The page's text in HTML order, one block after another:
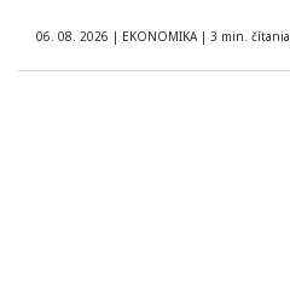
06. 08. 2026 | EKONOMIKA | 3 min. čítania